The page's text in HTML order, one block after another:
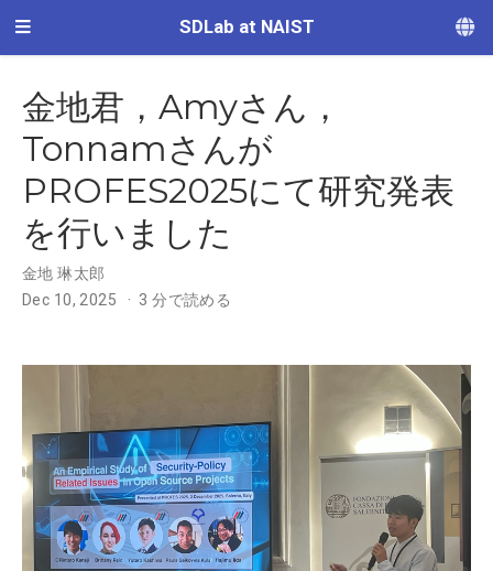
SDLab at NAIST
金地君，Amyさん，
Tonnamさんが
PROFES2025にて研究発表
を行いました
金地 琳太郎
Dec 10, 2025
3 分で読める